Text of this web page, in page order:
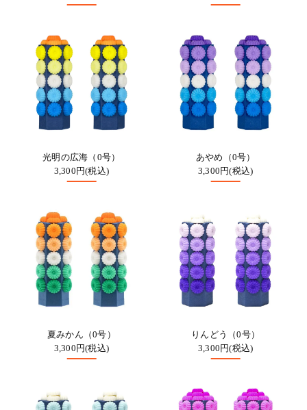
光明の広海（0号）
3,300円(税込)
あやめ（0号）
3,300円(税込)
夏みかん（0号）
3,300円(税込)
りんどう（0号）
3,300円(税込)